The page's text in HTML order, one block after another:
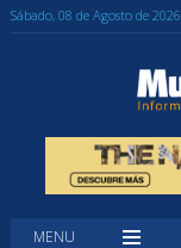
Sábado, 08 de Agosto de 2026
MENU